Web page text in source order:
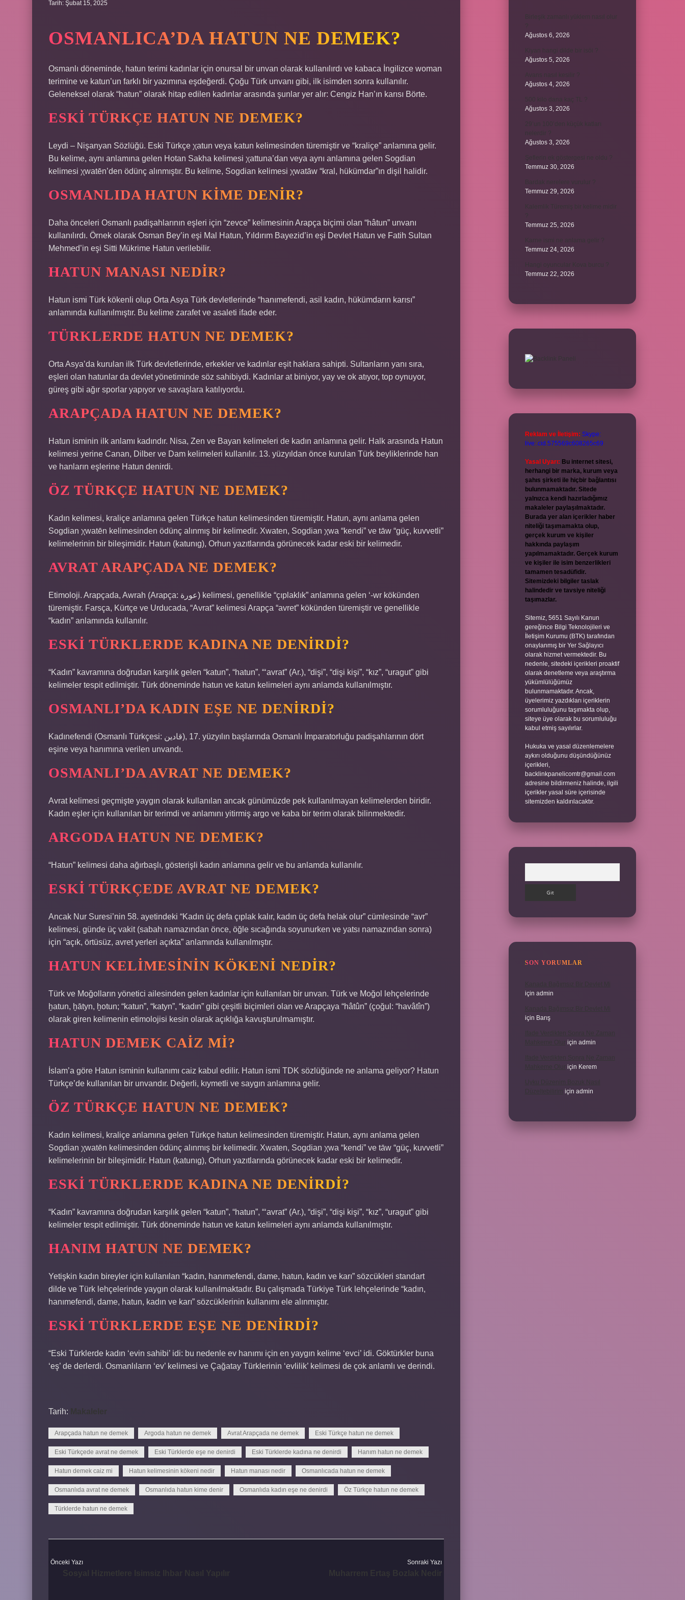
Tarih: Şubat 15, 2025
OSMANLICA’DA HATUN NE DEMEK?
Osmanlı döneminde, hatun terimi kadınlar için onursal bir unvan olarak kullanılırdı ve kabaca İngilizce woman
terimine ve katun’un farklı bir yazımına eşdeğerdi. Çoğu Türk unvanı gibi, ilk isimden sonra kullanılır.
Geleneksel olarak “hatun” olarak hitap edilen kadınlar arasında şunlar yer alır: Cengiz Han’ın karısı Börte.
ESKI TÜRKÇE HATUN NE DEMEK?
Leydi – Nişanyan Sözlüğü. Eski Türkçe χatun veya ḳatun kelimesinden türemiştir ve “kraliçe” anlamına gelir.
Bu kelime, aynı anlamına gelen Hotan Sakha kelimesi χattuna’dan veya aynı anlamına gelen Sogdian
kelimesi χwatēn’den ödünç alınmıştır. Bu kelime, Sogdian kelimesi χwatāw “kral, hükümdar”ın dişil halidir.
OSMANLIDA HATUN KIME DENIR?
Daha önceleri Osmanlı padişahlarının eşleri için “zevce” kelimesinin Arapça biçimi olan “hâtun” unvanı
kullanılırdı. Örnek olarak Osman Bey’in eşi Mal Hatun, Yıldırım Bayezid’in eşi Devlet Hatun ve Fatih Sultan
Mehmed’in eşi Sitti Mükrime Hatun verilebilir.
HATUN MANASI NEDIR?
Hatun ismi Türk kökenli olup Orta Asya Türk devletlerinde “hanımefendi, asil kadın, hükümdarın karısı”
anlamında kullanılmıştır. Bu kelime zarafet ve asaleti ifade eder.
TÜRKLERDE HATUN NE DEMEK?
Orta Asya’da kurulan ilk Türk devletlerinde, erkekler ve kadınlar eşit haklara sahipti. Sultanların yanı sıra,
eşleri olan hatunlar da devlet yönetiminde söz sahibiydi. Kadınlar at biniyor, yay ve ok atıyor, top oynuyor,
güreş gibi ağır sporlar yapıyor ve savaşlara katılıyordu.
ARAPÇADA HATUN NE DEMEK?
Hatun isminin ilk anlamı kadındır. Nisa, Zen ve Bayan kelimeleri de kadın anlamına gelir. Halk arasında Hatun
kelimesi yerine Canan, Dilber ve Dam kelimeleri kullanılır. 13. yüzyıldan önce kurulan Türk beyliklerinde han
ve hanların eşlerine Hatun denirdi.
ÖZ TÜRKÇE HATUN NE DEMEK?
Kadın kelimesi, kraliçe anlamına gelen Türkçe hatun kelimesinden türemiştir. Hatun, aynı anlama gelen
Sogdian χwatēn kelimesinden ödünç alınmış bir kelimedir. Xwaten, Sogdian χwa “kendi” ve tāw “güç, kuvvetli”
kelimelerinin bir bileşimidir. Hatun (ḳatunıg), Orhun yazıtlarında görünecek kadar eski bir kelimedir.
AVRAT ARAPÇADA NE DEMEK?
Etimoloji. Arapçada, Awrah (Arapça: عورة) kelimesi, genellikle “çıplaklık” anlamına gelen ‘-wr kökünden
türemiştir. Farsça, Kürtçe ve Urducada, “Avrat” kelimesi Arapça “avret” kökünden türemiştir ve genellikle
“kadın” anlamında kullanılır.
ESKI TÜRKLERDE KADINA NE DENIRDI?
“Kadın” kavramına doğrudan karşılık gelen “katun”, “hatun”, “‘avrat” (Ar.), “dişi”, “dişi kişi”, “kız”, “uragut” gibi
kelimeler tespit edilmiştir. Türk döneminde hatun ve katun kelimeleri aynı anlamda kullanılmıştır.
OSMANLI’DA KADIN EŞE NE DENIRDI?
Kadınefendi (Osmanlı Türkçesi: قادین), 17. yüzyılın başlarında Osmanlı İmparatorluğu padişahlarının dört
eşine veya hanımına verilen unvandı.
OSMANLI’DA AVRAT NE DEMEK?
Avrat kelimesi geçmişte yaygın olarak kullanılan ancak günümüzde pek kullanılmayan kelimelerden biridir.
Kadın eşler için kullanılan bir terimdi ve anlamını yitirmiş argo ve kaba bir terim olarak bilinmektedir.
ARGODA HATUN NE DEMEK?
“Hatun” kelimesi daha ağırbaşlı, gösterişli kadın anlamına gelir ve bu anlamda kullanılır.
ESKI TÜRKÇEDE AVRAT NE DEMEK?
Ancak Nur Suresi’nin 58. ayetindeki “Kadın üç defa çıplak kalır, kadın üç defa helak olur” cümlesinde “avr”
kelimesi, günde üç vakit (sabah namazından önce, öğle sıcağında soyunurken ve yatsı namazından sonra)
için “açık, örtüsüz, avret yerleri açıkta” anlamında kullanılmıştır.
HATUN KELIMESININ KÖKENI NEDIR?
Türk ve Moğolların yönetici ailesinden gelen kadınlar için kullanılan bir unvan. Türk ve Moğol lehçelerinde
ḫatun, ḫātyn, ḫotun; “katun”, “katyn”, “kadın” gibi çeşitli biçimleri olan ve Arapçaya “hâtûn” (çoğul: “havâtîn”)
olarak giren kelimenin etimolojisi kesin olarak açıklığa kavuşturulmamıştır.
HATUN DEMEK CAIZ MI?
İslam’a göre Hatun isminin kullanımı caiz kabul edilir. Hatun ismi TDK sözlüğünde ne anlama geliyor? Hatun
Türkçe’de kullanılan bir unvandır. Değerli, kıymetli ve saygın anlamına gelir.
ÖZ TÜRKÇE HATUN NE DEMEK?
Kadın kelimesi, kraliçe anlamına gelen Türkçe hatun kelimesinden türemiştir. Hatun, aynı anlama gelen
Sogdian χwatēn kelimesinden ödünç alınmış bir kelimedir. Xwaten, Sogdian χwa “kendi” ve tāw “güç, kuvvetli”
kelimelerinin bir bileşimidir. Hatun (ḳatunıg), Orhun yazıtlarında görünecek kadar eski bir kelimedir.
ESKI TÜRKLERDE KADINA NE DENIRDI?
“Kadın” kavramına doğrudan karşılık gelen “katun”, “hatun”, “‘avrat” (Ar.), “dişi”, “dişi kişi”, “kız”, “uragut” gibi
kelimeler tespit edilmiştir. Türk döneminde hatun ve katun kelimeleri aynı anlamda kullanılmıştır.
HANIM HATUN NE DEMEK?
Yetişkin kadın bireyler için kullanılan “kadın, hanımefendi, dame, hatun, kadın ve karı” sözcükleri standart
dilde ve Türk lehçelerinde yaygın olarak kullanılmaktadır. Bu çalışmada Türkiye Türk lehçelerinde “kadın,
hanımefendi, dame, hatun, kadın ve karı” sözcüklerinin kullanımı ele alınmıştır.
ESKI TÜRKLERDE EŞE NE DENIRDI?
“Eski Türklerde kadın ‘evin sahibi’ idi: bu nedenle ev hanımı için en yaygın kelime ‘evci’ idi. Göktürkler buna
‘eş’ de derlerdi. Osmanlıların ‘ev’ kelimesi ve Çağatay Türklerinin ‘evlilik’ kelimesi de çok anlamlı ve derindi.
Tarih: Makaleler
Arapçada hatun ne demek Argoda hatun ne demek Avrat Arapçada ne demek Eski Türkçe hatun ne demek
Eski Türkçede avrat ne demek Eski Türklerde eşe ne denirdi Eski Türklerde kadına ne denirdi Hanım hatun ne demek
Hatun demek caiz mi Hatun kelimesinin kökeni nedir Hatun manası nedir Osmanlıcada hatun ne demek
Osmanlıda avrat ne demek Osmanlıda hatun kime denir Osmanlıda kadın eşe ne denirdi Öz Türkçe hatun ne demek
Türklerde hatun ne demek
Önceki Yazı Sonraki Yazı
Birleşik zamanlı yüklem nasıl olur
Ağustos 6, 2026
Kiyan hangi dilde bir isöi ?
Ağustos 5, 2026
Ağustos 4, 2026
500 kilo dana kaç TL ?
Ağustos 3, 2026
Ağustos 3, 2026
Temmuz 30, 2026
Temmuz 29, 2026
Temmuz 25, 2026
Temmuz 24, 2026
Temmuz 22, 2026
Reklam ve İletişim: Skype:
live:.cid.575569c608265c69
Yasal Uyarı: Bu internet sitesi,
herhangi bir marka, kurum veya
şahıs şirketi ile hiçbir bağlantısı
bulunmamaktadır. Sitede
yalnızca kendi hazırladığımız
makaleler paylaşılmaktadır.
Burada yer alan içerikler haber
niteliği taşımamakta olup,
gerçek kurum ve kişiler
hakkında paylaşım
yapılmamaktadır. Gerçek kurum
ve kişiler ile isim benzerlikleri
tamamen tesadüfidir.
Sitemizdeki bilgiler taslak
halindedir ve tavsiye niteliği
taşımazlar.
Sitemiz, 5651 Sayılı Kanun
gereğince Bilgi Teknolojileri ve
İletişim Kurumu (BTK) tarafından
onaylanmış bir Yer Sağlayıcı
olarak hizmet vermektedir. Bu
nedenle, sitedeki içerikleri proaktif
olarak denetleme veya araştırma
yükümlülüğümüz
bulunmamaktadır. Ancak,
üyelerimiz yazdıkları içeriklerin
sorumluluğunu taşımakta olup,
siteye üye olarak bu sorumluluğu
kabul etmiş sayılırlar.
Hukuka ve yasal düzenlemelere
aykırı olduğunu düşündüğünüz
içerikleri,
backlinkpanelicomtr@gmail.com
adresine bildirmeniz halinde, ilgili
içerikler yasal süre içerisinde
sitemizden kaldırılacaktır.
SON YORUMLAR
için admin
için Barış
için admin
için Kerem
için admin